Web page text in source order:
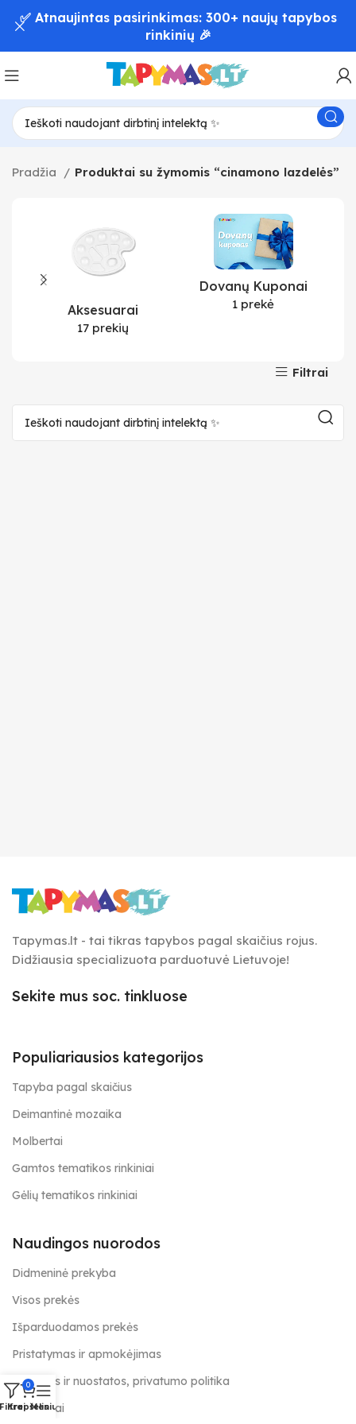
Pradžia Produktai su žymomis “cinamono lazdelės”
Aksesuarai
17 prekių
Dovanų Kuponai
1 prekė
Filtrai
Tapymas.lt - tai tikras tapybos pagal skaičius rojus.
Didžiausia specializuota parduotuvė Lietuvoje!
Sekite mus soc. tinkluose
Populiariausios kategorijos
Tapyba pagal skaičius
Deimantinė mozaika
Molbertai
Gamtos tematikos rinkiniai
Gėlių tematikos rinkiniai
Naudingos nuorodos
Didmeninė prekyba
Visos prekės
Išparduodamos prekės
Pristatymas ir apmokėjimas
Taisyklės ir nuostatos, privatumo politika
Kontaktai
✅ Atnaujintas pasirinkimas: 300+ naujų tapybos
rinkinių 🎉
0
Krepšelis
Meniu